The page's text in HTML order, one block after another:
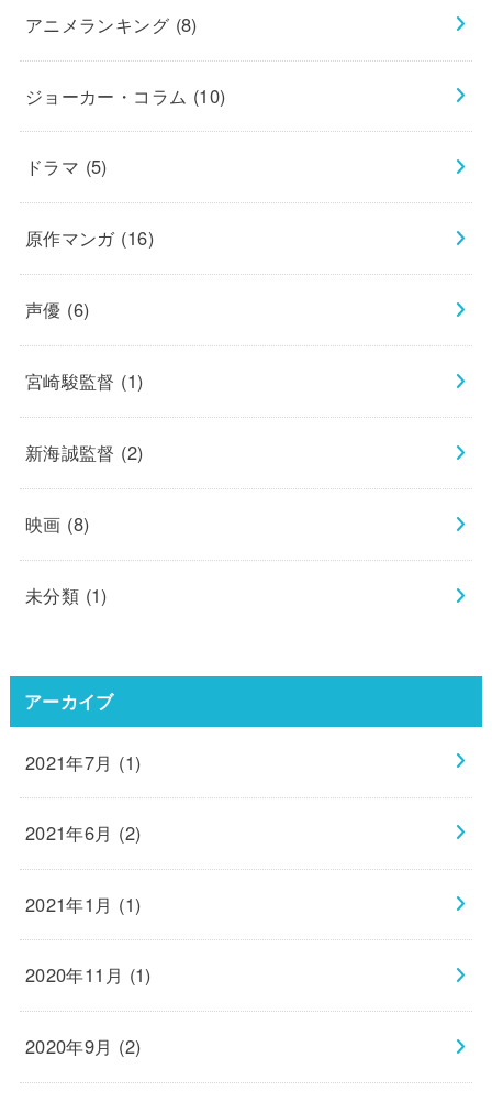
アニメランキング (8)
ジョーカー・コラム (10)
ドラマ (5)
原作マンガ (16)
声優 (6)
宮崎駿監督 (1)
新海誠監督 (2)
映画 (8)
未分類 (1)
アーカイブ
2021年7月 (1)
2021年6月 (2)
2021年1月 (1)
2020年11月 (1)
2020年9月 (2)